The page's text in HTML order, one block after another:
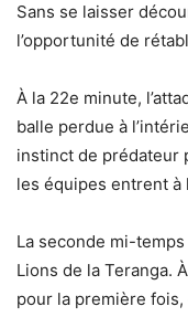
Sans se laisser
l’opportunité de
À la 22e minute,
balle perdue à
instinct de prédateur
les équipes entrent à
La seconde mi-
Lions de la Teranga.
pour la première